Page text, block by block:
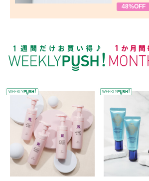
48%OFF